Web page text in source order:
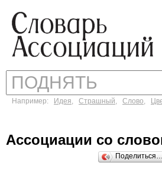
Например: Идея, Страшный, Слово,
Ассоциации со
Поделиться…